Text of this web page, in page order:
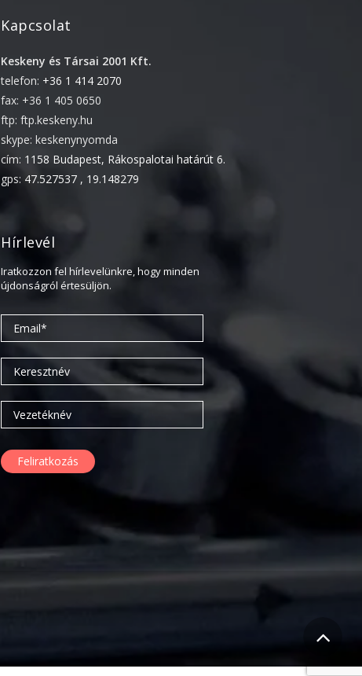
2017. július
2017. április
2017. március
2016. június
2016. április
2016. március
2016. február
2015. szeptember
Kapcsolat
Keskeny és Társai 2001 Kft.
telefon: +36 1 414 2070
fax: +36 1 405 0650
ftp: ftp.keskeny.hu
skype: keskenynyomda
cím: 1158 Budapest, Rákospalotai határút 6.
gps: 47.527537 , 19.148279
Hírlevél
Iratkozzon fel hírlevelünkre, hogy minden
újdonságról értesüljön.